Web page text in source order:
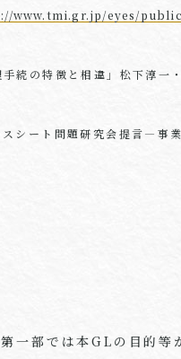
www.tmi.gr.jp/eyes/
手続の特徴と相違」松下淳
スシート問題研究会提言―
一部では本GL の目的等